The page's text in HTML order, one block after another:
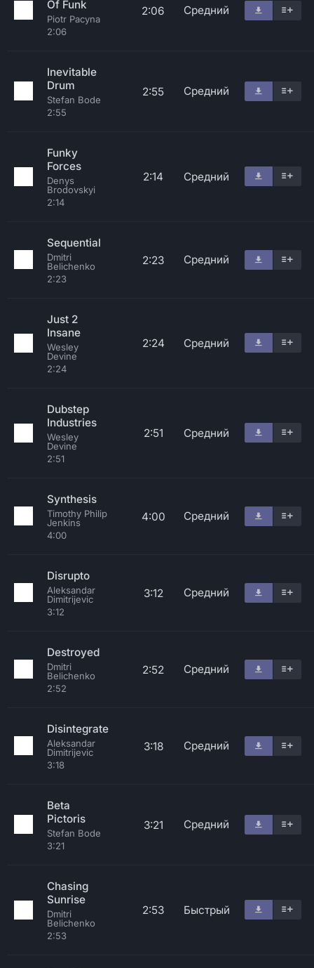
Of Funk
Piotr Pacyna
2:06
2:06 Средний
Inevitable
Drum
Stefan Bode
2:55
2:55 Средний
Funky
Forces
Denys
Brodovskyi
2:14
2:14 Средний
Sequential
Dmitri
Belichenko
2:23
2:23 Средний
Just 2
Insane
Wesley
Devine
2:24
2:24 Средний
Dubstep
Industries
Wesley
Devine
2:51
2:51 Средний
Synthesis
Timothy Philip
Jenkins
4:00
4:00 Средний
Disrupto
Aleksandar
Dimitrijevic
3:12
3:12 Средний
Destroyed
Dmitri
Belichenko
2:52
2:52 Средний
Disintegrate
Aleksandar
Dimitrijevic
3:18
3:18 Средний
Beta
Pictoris
Stefan Bode
3:21
3:21 Средний
Chasing
Sunrise
Dmitri
Belichenko
2:53
2:53 Быстрый